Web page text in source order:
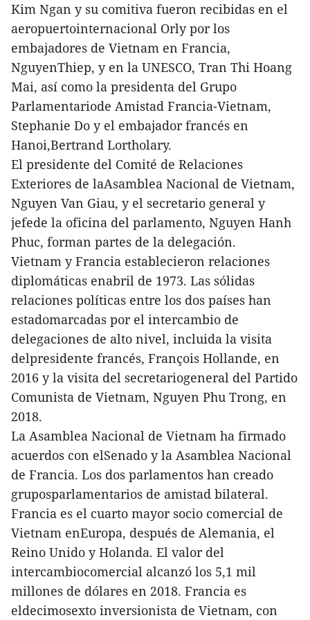
Kim Ngan y su comitiva fueron recibidas en el
aeropuertointernacional Orly por los
embajadores de Vietnam en Francia,
NguyenThiep, y en la UNESCO, Tran Thi Hoang
Mai, así como la presidenta del Grupo
Parlamentariode Amistad Francia-Vietnam,
Stephanie Do y el embajador francés en
Hanoi,Bertrand Lortholary.
El presidente del Comité de Relaciones
Exteriores de laAsamblea Nacional de Vietnam,
Nguyen Van Giau, y el secretario general y
jefede la oficina del parlamento, Nguyen Hanh
Phuc, forman partes de la delegación.
Vietnam y Francia establecieron relaciones
diplomáticas enabril de 1973. Las sólidas
relaciones políticas entre los dos países han
estadomarcadas por el intercambio de
delegaciones de alto nivel, incluida la visita
delpresidente francés, François Hollande, en
2016 y la visita del secretariogeneral del Partido
Comunista de Vietnam, Nguyen Phu Trong, en
2018.
La Asamblea Nacional de Vietnam ha firmado
acuerdos con elSenado y la Asamblea Nacional
de Francia. Los dos parlamentos han creado
gruposparlamentarios de amistad bilateral.
Francia es el cuarto mayor socio comercial de
Vietnam enEuropa, después de Alemania, el
Reino Unido y Holanda. El valor del
intercambiocomercial alcanzó los 5,1 mil
millones de dólares en 2018. Francia es
eldecimosexto inversionista de Vietnam, con